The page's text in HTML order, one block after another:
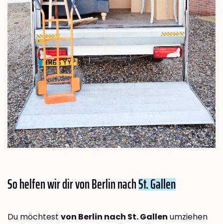
So helfen wir dir von Berlin nachSt. Gallen
Du möchtest von Berlin nach St. Gallen umziehen